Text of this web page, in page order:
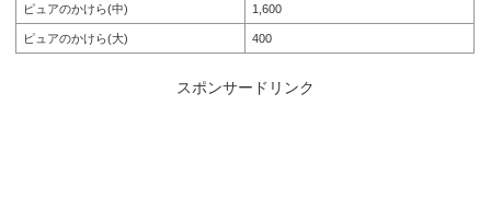
ピュアのかけら(中) 1,600
ピュアのかけら(大) 400
スポンサードリンク